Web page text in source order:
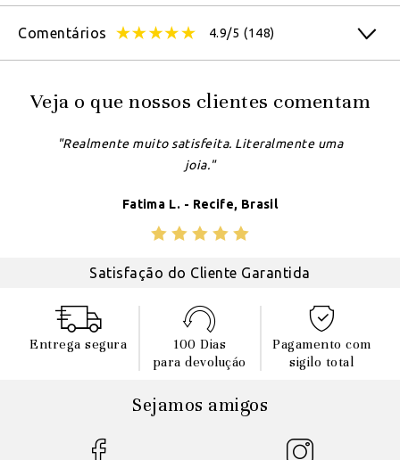
Comentários 4.9/5 (148)
Veja o que nossos clientes comentam
"Realmente muito satisfeita. Literalmente uma
joia."
Fatima L. - Recife, Brasil
Satisfação do Cliente Garantida
Entrega segura
100 Dias
para devoluçáo
Pagamento com
sigilo total
Sejamos amigos